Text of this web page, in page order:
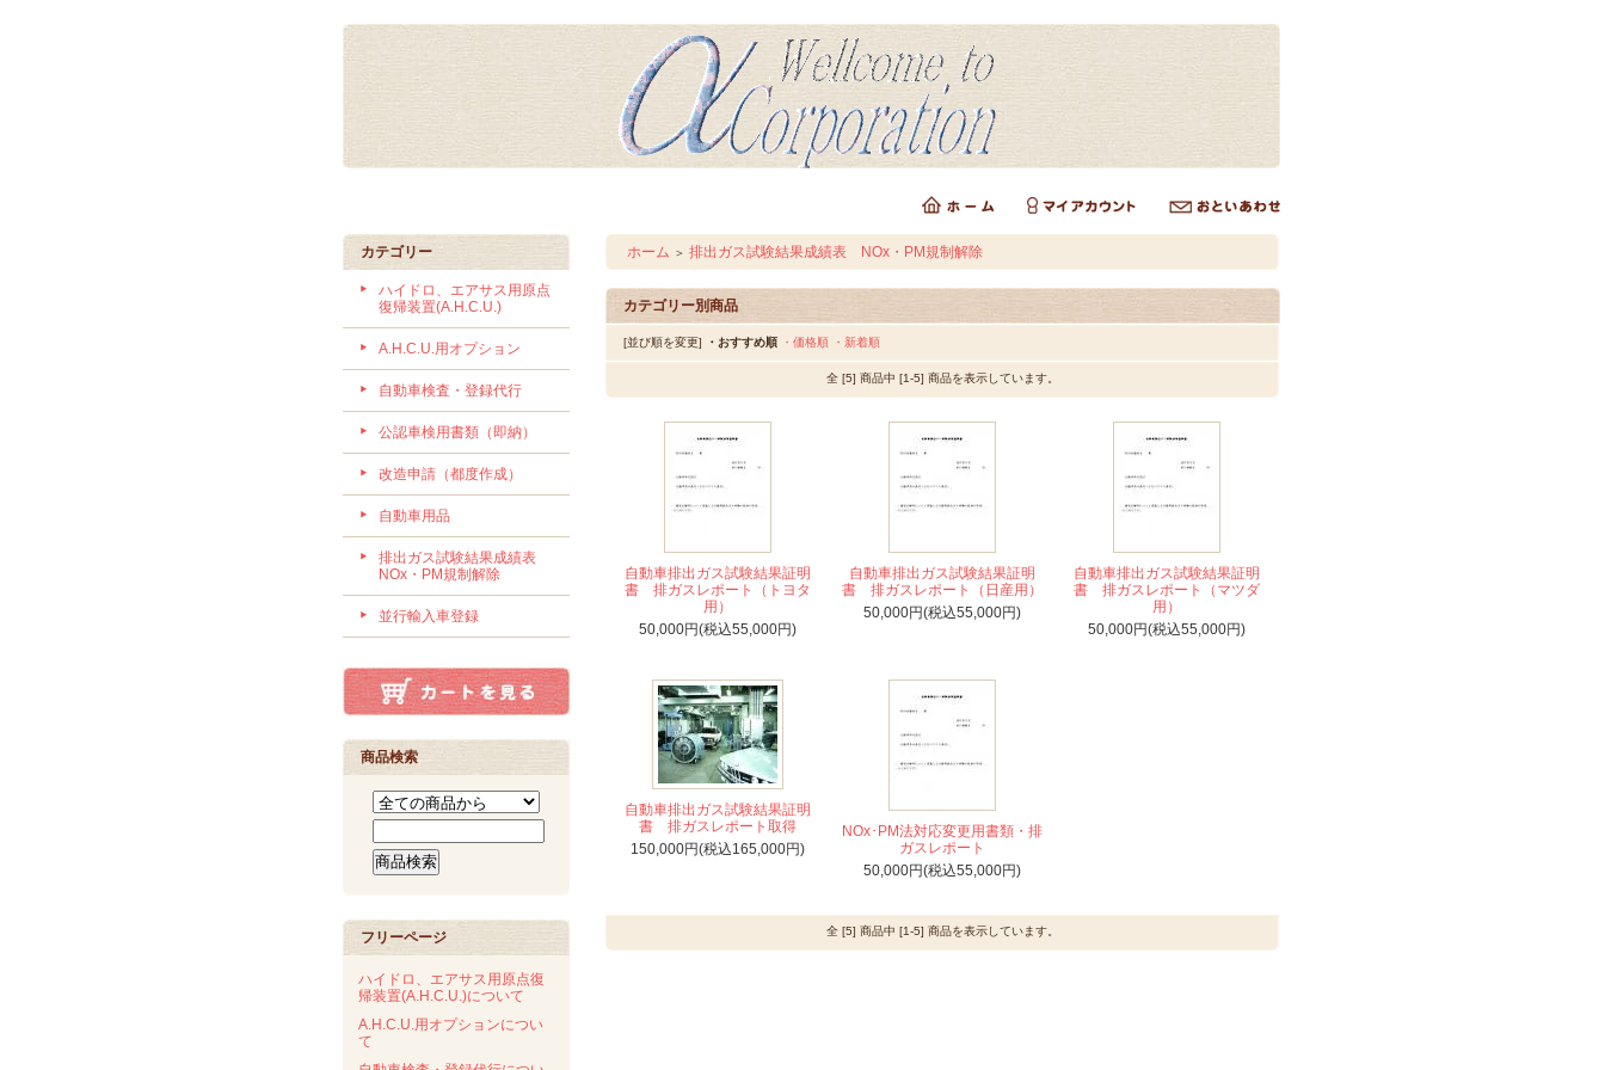
カテゴリー
ハイドロ、エアサス用原点
復帰装置(A.H.C.U.)
A.H.C.U.用オプション
自動車検査・登録代行
公認車検用書類（即納）
改造申請（都度作成）
自動車用品
排出ガス試験結果成績表
NOx・PM規制解除
並行輸入車登録
商品検索
フリーページ
ハイドロ、エアサス用原点復
帰装置(A.H.C.U.)について
A.H.C.U.用オプションについ
て
ホーム ＞ 排出ガス試験結果成績表 NOx・PM規制解除
カテゴリー別商品
[並び順を変更] ・おすすめ順 ・価格順 ・新着順
全 [5] 商品中 [1-5] 商品を表示しています。
自動車排出ガス試験結果証明
書 排ガスレポート（トヨタ
用）
50,000円(税込55,000円)
自動車排出ガス試験結果証明
書 排ガスレポート（日産用）
50,000円(税込55,000円)
自動車排出ガス試験結果証明
書 排ガスレポート（マツダ
用）
50,000円(税込55,000円)
自動車排出ガス試験結果証明
書 排ガスレポート取得
150,000円(税込165,000円)
NOx･PM法対応変更用書類・排
ガスレポート
50,000円(税込55,000円)
全 [5] 商品中 [1-5] 商品を表示しています。